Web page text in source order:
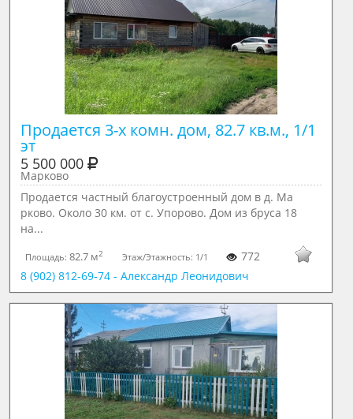
Продается 3-х комн. дом, 82.7 кв.м., 1/1
эт
5 500 000
Марково
Продается частный благоустроенный дом в д. Ма
рково. Около 30 км. от с. Упорово. Дом из бруса 18
на...
Площадь:82.7 м2 Этаж/Этажность: 1/1
772
8 (902) 812-69-74 - Александр Леонидович